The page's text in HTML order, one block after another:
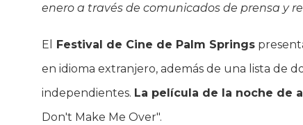
enero a través de comunicados de prensa y
El Festival de Cine de Palm Springs
en idioma extranjero, además de una lista de
independientes. La película de la noche de
Don't Make Me Over".